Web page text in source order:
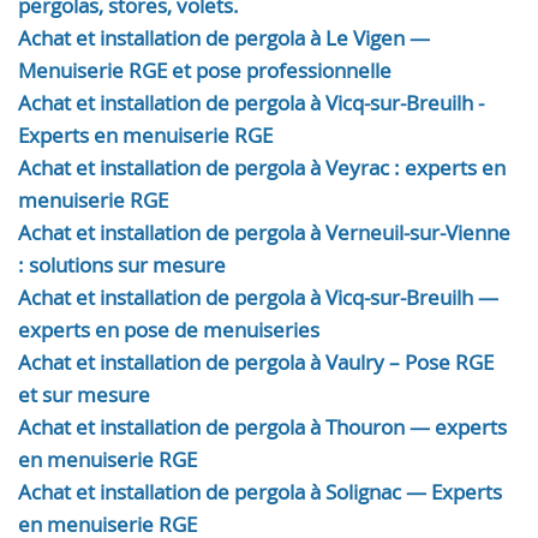
Achat et installation de pergola à Le Vigen —
Menuiserie RGE et pose professionnelle
Achat et installation de pergola à Vicq-sur-Breuilh -
Experts en menuiserie RGE
Achat et installation de pergola à Veyrac : experts en
menuiserie RGE
Achat et installation de pergola à Verneuil-sur-Vienne
: solutions sur mesure
Achat et installation de pergola à Vicq-sur-Breuilh —
experts en pose de menuiseries
Achat et installation de pergola à Vaulry – Pose RGE
et sur mesure
Achat et installation de pergola à Thouron — experts
en menuiserie RGE
Achat et installation de pergola à Solignac — Experts
en menuiserie RGE